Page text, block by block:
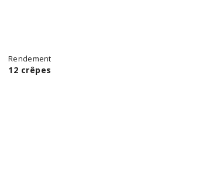
Rendement
12 crêpes